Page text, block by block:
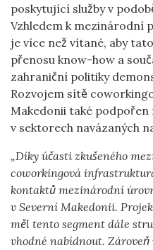
poskytující služby v
Vzhledem k mezinárodní
je více než vítané, aby
přenosu know-how a
zahraniční politiky
Rozvojem sítě
Makedonii také
v sektorech navázaných
„Díky účasti zkušeného
coworkingová
kontaktů mezinárodní
v Severní Makedonii.
měl tento segment dále
vhodné nabídnout.